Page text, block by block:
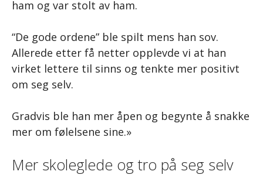
ham og var stolt av ham.
“De gode ordene” ble spilt mens han sov.
Allerede etter få netter opplevde vi at han
virket lettere til sinns og tenkte mer positivt
om seg selv.
Gradvis ble han mer åpen og begynte å snakke
mer om følelsene sine.»
Mer skoleglede og tro på seg selv